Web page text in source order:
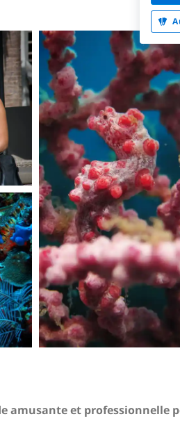
amusante et professionnelle